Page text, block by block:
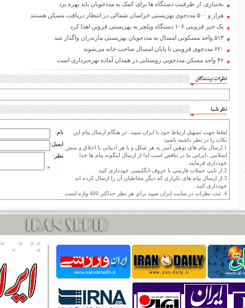
بختیاری: از ظرفیت دستگاه ها برای کمک به مددجویان باید بهره برد
هزار و ۵۰۰ مددجوی بهزیستی خراسان شمالی در انتظار دریافت مسکن هستند
یک خیر قزوینی ۱۰۶ دستگاه ویلچر به بهزیستی قزوین اهدا کرد
۵۱۳ واحد مسکونی امسال به مددجویان بهزیستی مازندران واگذار شد
۶۲۰ مددجوی قزوینی تا پایان امسال صاحب خانه می‌شوند
۴۶ واحد مسکن مددجویی روستایی در همدان آماده بهره‌برداری است
نظرات بینندگان
نظر شما
لطفا جهت تسهیل ارتباط خود با ایران سپید، در هنگام ارسال پیام این
نکات را در نظر داشته باشید:
1.ارسال پیام های توهین آمیز به هر شکل و با هر ادبیاتی با اخلاق و منش
اسلامی ،ایرانی ما در تناقض است لذا از ارسال اینگونه پیام ها جدا
خودداری فرمایید.
2.از تایپ جملات فارسی با حروف انگلیسی خودداری کنید.
3.از ارسال پیام های تکراری که دیگر مخاطبان آن را ارسال کرده اند
خودداری کنید.
4. ثبت نظرات در سايت ايران سپيد براي هر نظر حداکثر 400 واژه است.
نام:
ایمیل:
نظر:
*